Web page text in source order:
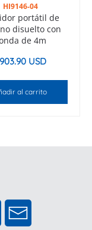
HI9146-04
portátil de
disuelto con
de 4m
USD
al carrito